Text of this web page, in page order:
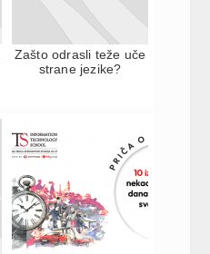
Zašto odrasli teže uče
strane jezike?